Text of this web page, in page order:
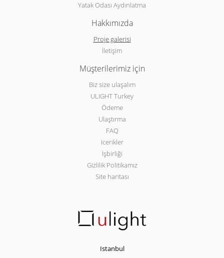
Yatak Odası Aydınlatma
Hakkımızda
Proje galerisi
İletişim
Müşterilerimiz için
Biz size ulaşalım
ULIGHT Turkey
Ödeme
Ulaştırma
FAQ
Icerikler
İşbirliği
Gizlilik Politikamız
Site haritası
Istanbul